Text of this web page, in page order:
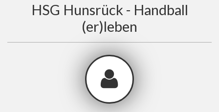
HSG Hunsrück - Handball
(er)leben